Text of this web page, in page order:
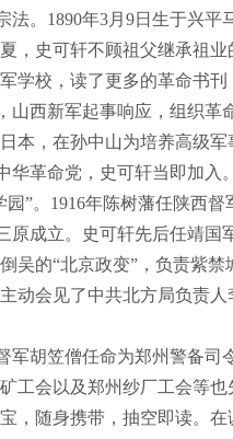
法。 1890年3月 9日生于兴平
，史可轩不顾祖父继承祖
学校，读了更多的革命书
山西新军起事响应，组织
本，在孙中山为培养高级
华革命党，史可轩当即加
”。 1916年陈树藩任陕西督
原成立。史可轩先后任靖
吴的“北京政变”，负责紫
动会见了中共北方局负责
军胡笠僧任命为郑州警备
工会以及郑州纱厂工会等
，随身携带，抽空即读。